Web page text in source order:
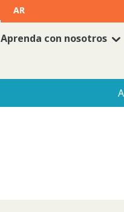
AR
Aprenda con nosotros